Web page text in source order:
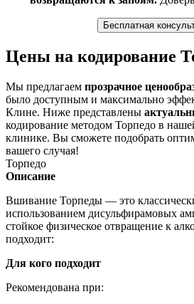
Бесплатная
Цены на кодирование
Мы предлагаем прозрачное
было доступным и максимально
Клине. Ниже представлены
кодирование методом Торпедо в
клинике. Вы сможете подобрать
вашего случая!
Торпедо
Описание
Вшивание Торпеды — это
использованием дисульфирамовых
стойкое физическое отвращение к
подходит:
Для кого подходит
Рекомендована при: